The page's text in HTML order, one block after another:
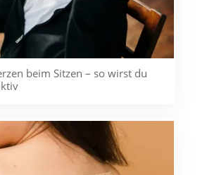
beim Sitzen – so wirst du